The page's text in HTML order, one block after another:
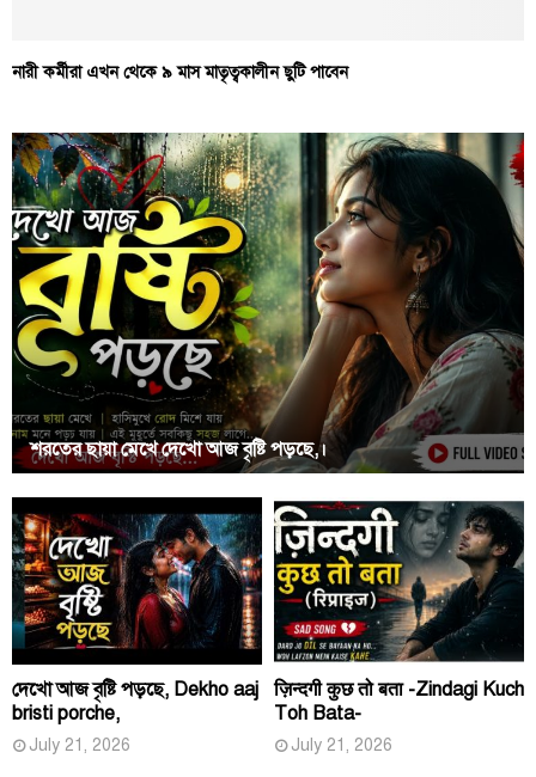
নারী কর্মীরা এখন থেকে ৯ মাস মাতৃত্বকালীন ছুটি পাবেন
শরতের ছায়া মেখে দেখো আজ বৃষ্টি পড়ছে,।
দেখো আজ বৃষ্টি পড়ছে, Dekho aaj
bristi porche,
July 21, 2026
ज़िन्दगी कुछ तो बता -Zindagi Kuch
Toh Bata-
July 21, 2026